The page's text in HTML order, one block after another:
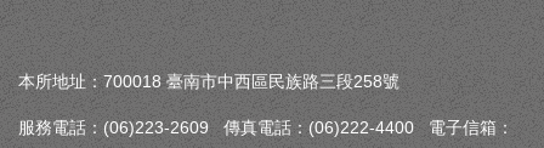
本所地址：700018 臺南市中西區民族路三段258號
服務電話：(06)223-2609 傳真電話：(06)222-4400 電子信箱：